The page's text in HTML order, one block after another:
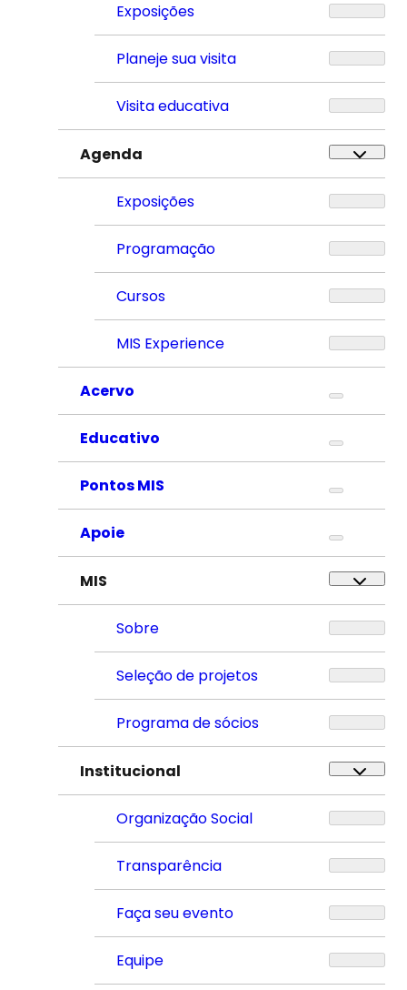
Exposições
Planeje sua visita
Visita educativa
Agenda
Exposições
Programação
Cursos
MIS Experience
Acervo
Educativo
Pontos MIS
Apoie
MIS
Sobre
Seleção de projetos
Programa de sócios
Institucional
Organização Social
Transparência
Faça seu evento
Equipe